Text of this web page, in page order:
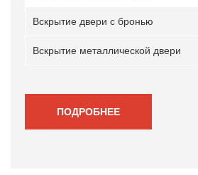
Вскрытие двери с бронью
Вскрытие металлической двери
ПОДРОБНЕЕ